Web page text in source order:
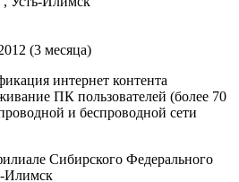
(3 месяца)
интернет контента
ПК пользователей (более 70
и беспроводной сети